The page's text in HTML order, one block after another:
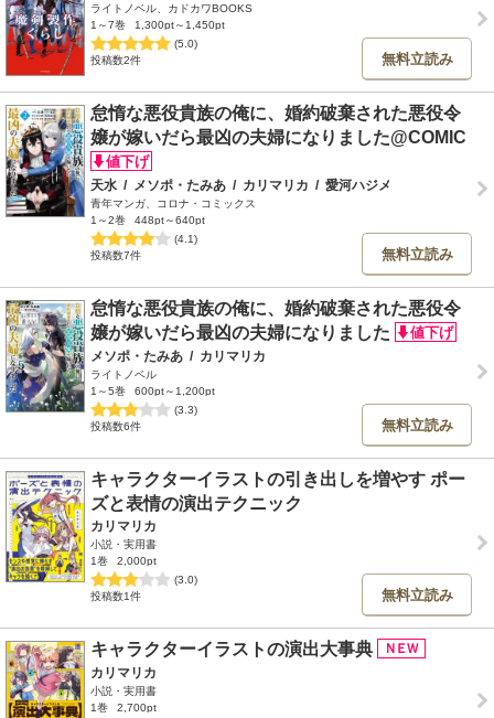
ライトノベル、カドカワBOOKS
1～7巻
1,300pt～1,450pt
(5.0)
投稿数2件
無料立読み
怠惰な悪役貴族の俺に、婚約破棄された悪役令
嬢が嫁いだら最凶の夫婦になりました@COMIC
天水 / メソポ・たみあ / カリマリカ / 愛河ハジメ
青年マンガ、コロナ・コミックス
1～2巻
448pt～640pt
(4.1)
投稿数7件
無料立読み
怠惰な悪役貴族の俺に、婚約破棄された悪役令
嬢が嫁いだら最凶の夫婦になりました
メソポ・たみあ / カリマリカ
ライトノベル
1～5巻
600pt～1,200pt
(3.3)
投稿数6件
無料立読み
キャラクターイラストの引き出しを増やす ポー
ズと表情の演出テクニック
カリマリカ
小説・実用書
1巻
2,000pt
(3.0)
投稿数1件
無料立読み
キャラクターイラストの演出大事典
カリマリカ
小説・実用書
1巻
2,700pt